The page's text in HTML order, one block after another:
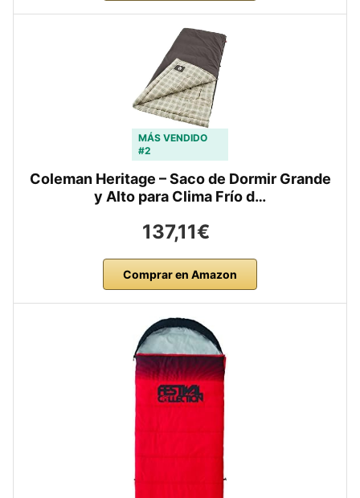
MÁS VENDIDO
#2
Coleman Heritage – Saco de Dormir Grande
y Alto para Clima Frío d…
137,11€
Comprar en Amazon